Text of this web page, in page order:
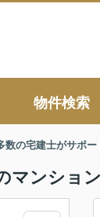
物件検索
数の宅建士がサポ
マンショ